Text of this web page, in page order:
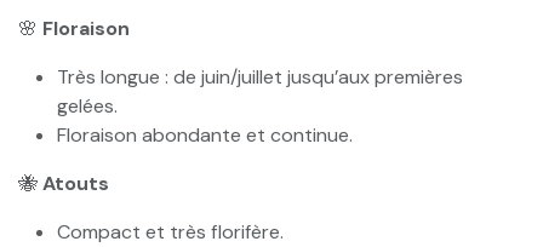
🌸 Floraison
Très longue : de juin/juillet jusqu’aux premières
gelées.
Floraison abondante et continue.
🐝Atouts
Compact et très florifère.